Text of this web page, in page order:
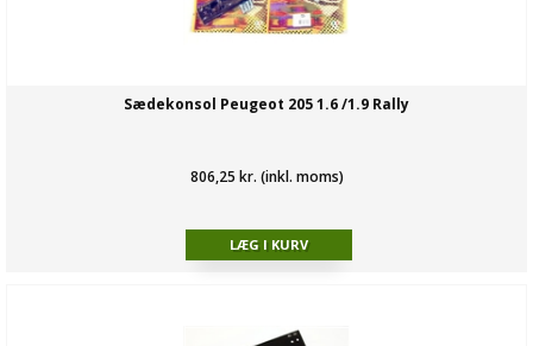
Sædekonsol Peugeot 205 1.6 /1.9 Rally
806,25 kr. (inkl. moms)